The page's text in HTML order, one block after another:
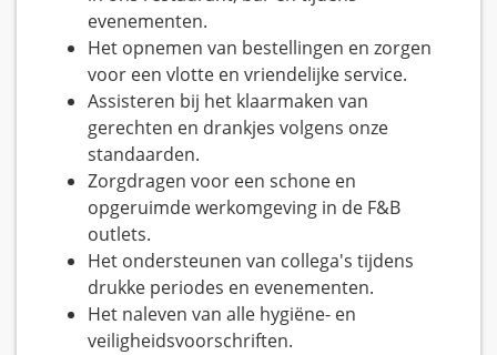
evenementen.
Het opnemen van bestellingen en zorgen
voor een vlotte en vriendelijke service.
Assisteren bij het klaarmaken van
gerechten en drankjes volgens onze
standaarden.
Zorgdragen voor een schone en
opgeruimde werkomgeving in de F&B
outlets.
Het ondersteunen van collega's tijdens
drukke periodes en evenementen.
Het naleven van alle hygiëne- en
veiligheidsvoorschriften.